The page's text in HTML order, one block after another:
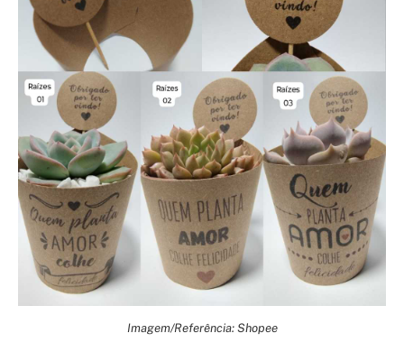
Imagem/Referência: Shopee